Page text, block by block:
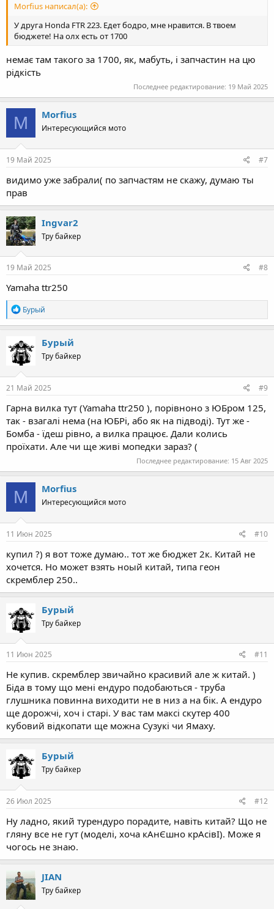
Morfius написал(а):
У друга Honda FTR 223. Едет бодро, мне нравится. В твоем
бюджете! На олх есть от 1700
немає там такого за 1700, як, мабуть, і запчастин на цю
рідкість
Последнее редактирование: 19 Май 2025
M Morfius
Интересующийся мото
19 Май 2025 #7
видимо уже забрали( по запчастям не скажу, думаю ты
прав
Ingvar2
Тру байкер
19 Май 2025 #8
Yamaha ttr250
R
e
a
t
i
o
n
s
Бурый
Бурый
Тру байкер
21 Май 2025 #9
Гарна вилка тут (Yamaha ttr250 ), порівноно з ЮБром 125,
так - взагалі нема (на ЮБРі, або як на підводі). Тут же -
Бомба - їдеш рівно, а вилка працює. Дали колись
проїхати. Але чи ще живі мопедки зараз? (
Последнее редактирование: 15 Авг 2025
M Morfius
Интересующийся мото
11 Июн 2025 #10
купил ?) я вот тоже думаю.. тот же бюджет 2к. Китай не
хочется. Но может взять ноый китай, типа геон
скремблер 250..
Бурый
Тру байкер
11 Июн 2025 #11
Не купив. скремблер звичайно красивий але ж китай. )
Біда в тому що мені ендуро подобаються - труба
глушника повинна виходити не в низ а на бік. А ендуро
ще дорожчі, хоч і старі. У вас там максі скутер 400
кубовий відкопати ще можна Сузукі чи Ямаху.
Бурый
Тру байкер
26 Июл 2025 #12
Ну ладно, який турендуро порадите, навіть китай? Що не
гляну все не гут (моделі, хоча кАнЄшно крАсівІ). Може я
чогось не знаю.
JIAN
Тру байкер